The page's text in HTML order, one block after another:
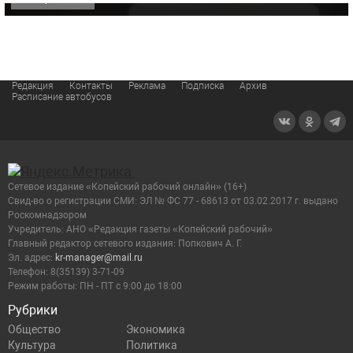
Редакция Контакты Реклама Подписка
Архив
Расписание автобусов
Рубрики
Общество
Экономика
Культура
Политика
Сетевое издание «Копейский рабочий онлайн» (16+)
Cвид-во о регистрации СМИ: ЭЛ № ФС 77 - 68613 от 03.02.2017 г. выдано
Роскомнадзором
Учредитель: АНО «Редакция газеты «Копейский рабочий»
Главный редактор сетевого издания: Попкович А. Г.
Эл. адрес: kr-manager@mail.ru
Телефон: 8(35139) 3-71-09
Режим работы: ПН - ПТ с 9:00 до 18:00